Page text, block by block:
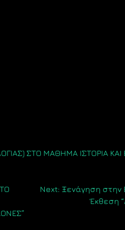
ΣΤΟ ΜΑΘΗΜΑ ΙΣΤΟΡΙΑ ΚΑΙ
Next: Ξενάγηση στην
Έκθεση